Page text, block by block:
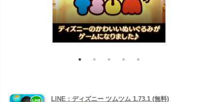
LINE：ディズニー ツムツム 1.73.1 (無料)